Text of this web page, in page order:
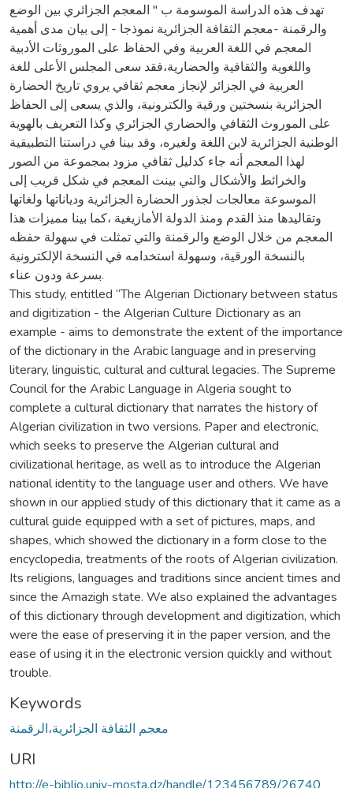
تهدف هذه الدراسة الموسومة ب " المعجم الجزائري بين الوضع
والرقمنة -معجم الثقافة الجزائرية نموذجا - إلى بيان مدى أهمية
المعجم في اللغة العربية وفي الحفاظ على الموروثات الأدبية
واللغوية والثقافية والحضارية،فقد سعى المجلس الأعلى للغة
العربية في الجزائر لإنجاز معجم ثقافي يروي تاريخ الحضارة
الجزائرية بنسختين ورقية والكترونية، والذي يسعى إلى الحفاظ
على الموروث الثقافي والحضاري الجزائري وكذا التعريف بالهوية
الوطنية الجزائرية لابن اللغة ولغيره، وقد بينا في دراستنا التطبيقية
لهذا المعجم أنه جاء كدليل ثقافي مزود بمجموعة من الصور
والخرائط والأشكال والتي بينت المعجم في شكل قريب إلى
الموسوعة معالجات لجذور الحضارة الجزائرية ودياناتها ولغاتها
وتقاليدها منذ القدم ومنذ الدولة الأمازيغية ،كما بينا مميزات هذا
المعجم من خلال الوضع والرقمنة والتي تمثلت في سهولة حفظه
بالنسخة الورقية، وسهولة استخدامه في النسخة الإلكترونية
بسرعة ودون عناء.
This study, entitled “The Algerian Dictionary between status
and digitization - the Algerian Culture Dictionary as an
example - aims to demonstrate the extent of the importance
of the dictionary in the Arabic language and in preserving
literary, linguistic, cultural and cultural legacies. The Supreme
Council for the Arabic Language in Algeria sought to
complete a cultural dictionary that narrates the history of
Algerian civilization in two versions. Paper and electronic,
which seeks to preserve the Algerian cultural and
civilizational heritage, as well as to introduce the Algerian
national identity to the language user and others. We have
shown in our applied study of this dictionary that it came as a
cultural guide equipped with a set of pictures, maps, and
shapes, which showed the dictionary in a form close to the
encyclopedia, treatments of the roots of Algerian civilization.
Its religions, languages and traditions since ancient times and
since the Amazigh state. We also explained the advantages
of this dictionary through development and digitization, which
were the ease of preserving it in the paper version, and the
ease of using it in the electronic version quickly and without
trouble.
Keywords
معجم الثقافة الجزائرية،الرقمنة
URI